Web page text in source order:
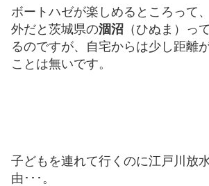
ボートハゼが楽しめるところって
外だと茨城県の涸沼 （ひぬま）っ
るのですが、自宅からは少し距離
ことは無いです。
子どもを連れて行くのに江戸川放
由･･･。